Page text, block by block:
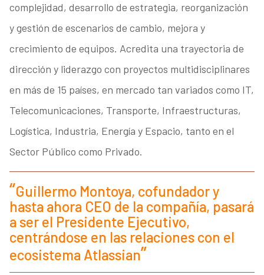
complejidad, desarrollo de estrategia, reorganización
y gestión de escenarios de cambio, mejora y
crecimiento de equipos. Acredita una trayectoria de
dirección y liderazgo con proyectos multidisciplinares
en más de 15 países, en mercado tan variados como IT,
Telecomunicaciones, Transporte, Infraestructuras,
Logística, Industria, Energía y Espacio, tanto en el
Sector Público como Privado.
Guillermo Montoya, cofundador y
hasta ahora CEO de la compañía, pasará
a ser el Presidente Ejecutivo,
centrándose en las relaciones con el
ecosistema Atlassian